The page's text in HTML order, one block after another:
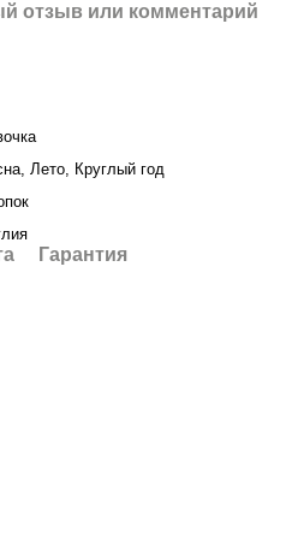
отзыв или комментарий
Лето, Круглый год
Гарантия